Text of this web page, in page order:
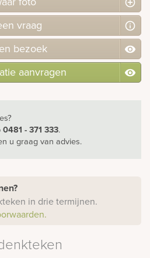
vraag
bezoek
aanvragen
0481 - 371 333.
u graag van advies.
in drie termijnen.